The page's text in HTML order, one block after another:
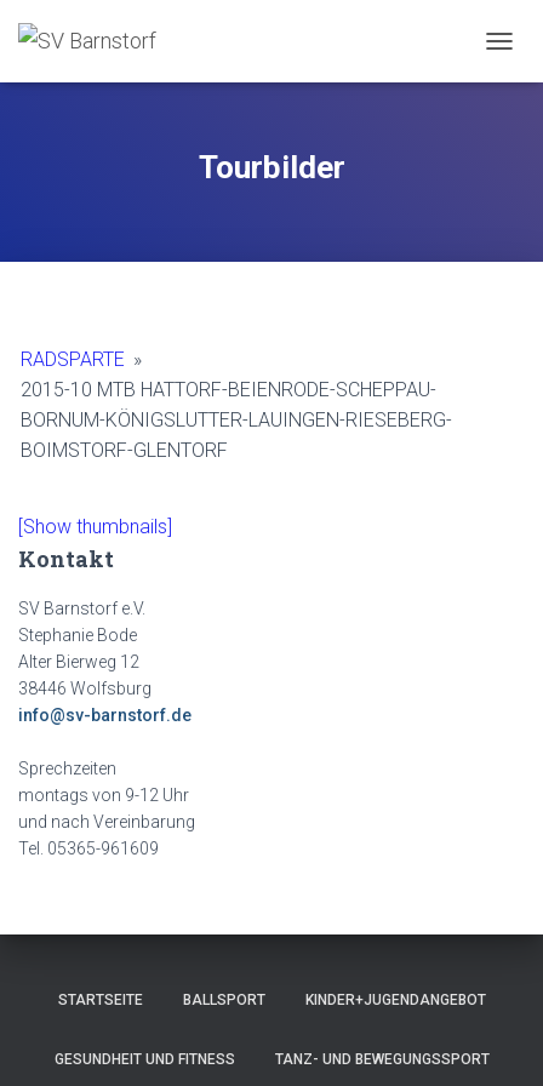
Tourbilder
RADSPARTE »
2015-10 MTB HATTORF-BEIENRODE-SCHEPPAU-
BORNUM-KÖNIGSLUTTER-LAUINGEN-RIESEBERG-
BOIMSTORF-GLENTORF
[Show thumbnails]
Kontakt
SV Barnstorf e.V.
Stephanie Bode
Alter Bierweg 12
38446 Wolfsburg
info@sv-barnstorf.de
Sprechzeiten
montags von 9-12 Uhr
und nach Vereinbarung
Tel. 05365-961609
STARTSEITE BALLSPORT KINDER+JUGENDANGEBOT
GESUNDHEIT UND FITNESS TANZ- UND BEWEGUNGSSPORT